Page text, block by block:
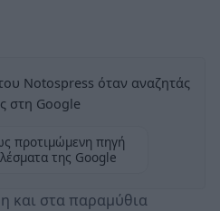
Notospress όταν αναζητάς
στη Google
προτιμώμενη πηγή
της Google
και στα παραμύθια